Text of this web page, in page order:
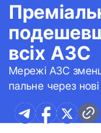
всіх АЗС
Мережі АЗС
пальне через